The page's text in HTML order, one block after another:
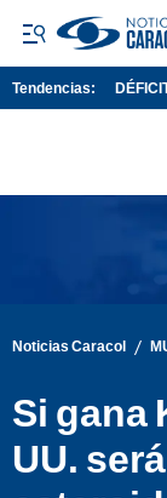
Tendencias:
Noticias Caracol /
Si gana
UU.